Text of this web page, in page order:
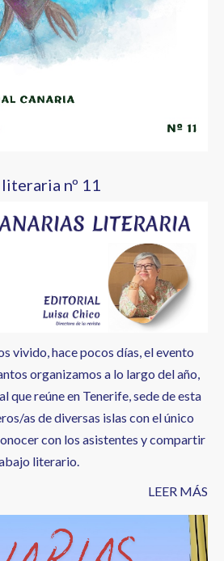
nº 11
vivido, hace pocos días, el evento
organizamos a lo largo del año,
que reúne en Tenerife, sede de esta
as de diversas islas con el único
con los asistentes y compartir
literario.
LEER MÁS